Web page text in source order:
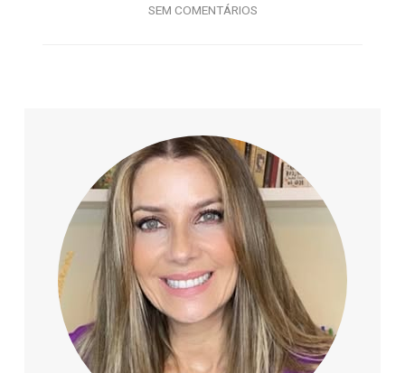
SEM COMENTÁRIOS